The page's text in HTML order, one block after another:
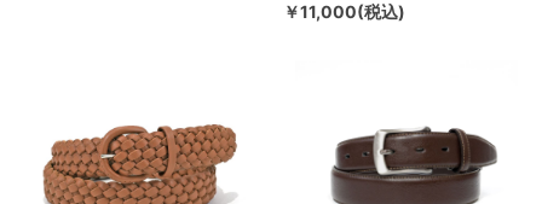
￥11,000(税込)